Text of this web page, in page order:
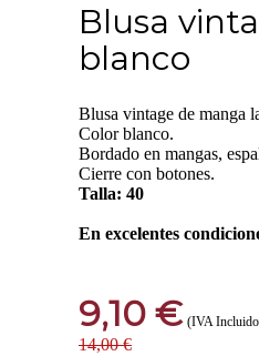
Blusa
blanco
Blusa vintage de manga
Color blanco.
Bordado en mangas,
Cierre con botones.
Talla: 40
En excelentes
9,10 € (IVA
14,00 €